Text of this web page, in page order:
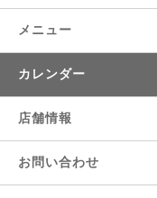
メニュー
カレンダー
店舗情報
お問い合わせ